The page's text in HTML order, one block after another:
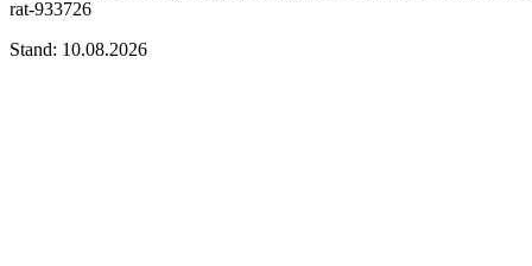
rat-933726
Stand: 10.08.2026